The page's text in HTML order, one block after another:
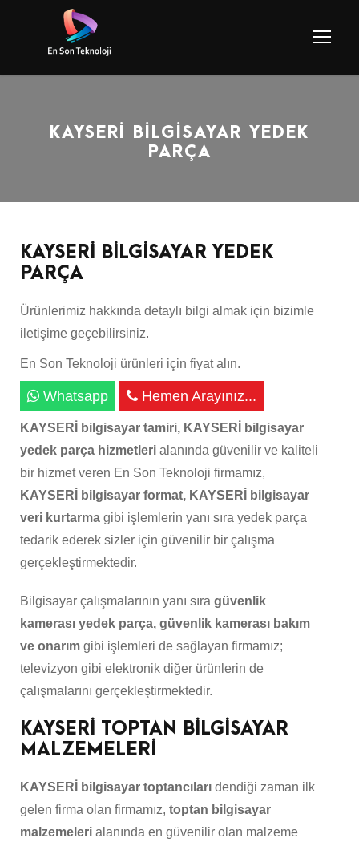
KAYSERİ BİLGİSAYAR YEDEK
PARÇA
KAYSERİ BİLGİSAYAR YEDEK
PARÇA
Ürünlerimiz hakkında detaylı bilgi almak için bizimle
iletişime geçebilirsiniz.
En Son Teknoloji ürünleri için fiyat alın.
Whatsapp Hemen Arayınız...
KAYSERİ bilgisayar tamiri, KAYSERİ bilgisayar
yedek parça hizmetleri alanında güvenilir ve kaliteli
bir hizmet veren En Son Teknoloji firmamız,
KAYSERİ bilgisayar format, KAYSERİ bilgisayar
veri kurtarma gibi işlemlerin yanı sıra yedek parça
tedarik ederek sizler için güvenilir bir çalışma
gerçekleştirmektedir.
Bilgisayar çalışmalarının yanı sıra güvenlik
kamerası yedek parça, güvenlik kamerası bakım
ve onarım gibi işlemleri de sağlayan firmamız;
televizyon gibi elektronik diğer ürünlerin de
çalışmalarını gerçekleştirmektedir.
KAYSERİ TOPTAN BİLGİSAYAR
MALZEMELERİ
KAYSERİ bilgisayar toptancıları dendiği zaman ilk
gelen firma olan firmamız, toptan bilgisayar
malzemeleri alanında en güvenilir olan malzeme